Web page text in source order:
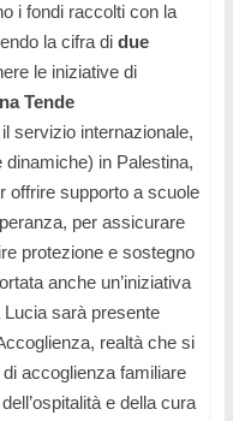
i fondi raccolti con la
la cifra di due
le iniziative di
Tende
servizio internazionale,
dinamiche) in Palestina,
offrire supporto a scuole
per assicurare
protezione e sostegno
anche un’iniziativa
sarà presente
ccoglienza, realtà che si
di accoglienza familiare
e della cura